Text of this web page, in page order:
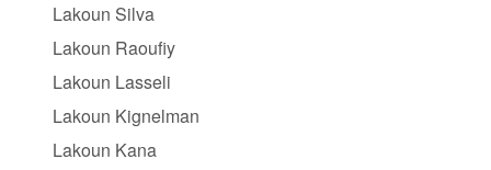
Lakoun Silva
Lakoun Raoufiy
Lakoun Lasseli
Lakoun Kignelman
Lakoun Kana